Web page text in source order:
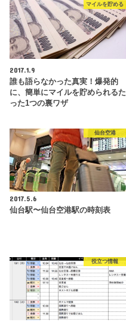
マイルを貯める
2017.1.9
誰も語らなかった真実！爆発的
に、簡単にマイルを貯められるた
った1つの裏ワザ
仙台空港
2017.5.6
仙台駅〜仙台空港駅の時刻表
役立つ情報